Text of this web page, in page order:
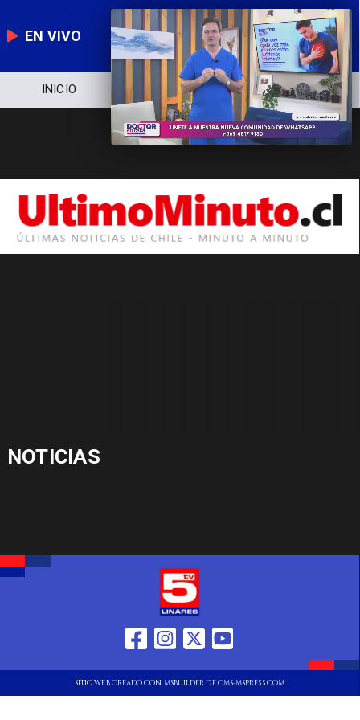
EN VIVO
INICIO NOTICIERO POLÍTICA
NOTICIAS
SITIO WEB CREADO CON MSBUILDER DE CMS-MSPRESS.COM